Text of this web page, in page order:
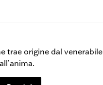
trae origine dal